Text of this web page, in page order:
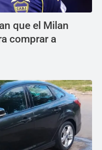
que el Milan
comprar a